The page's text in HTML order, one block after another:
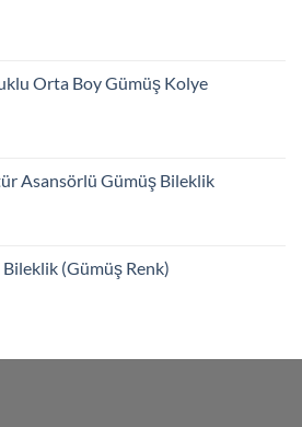
Orta Boy Gümüş Kolye
Asansörlü Gümüş Bileklik
(Gümüş Renk)